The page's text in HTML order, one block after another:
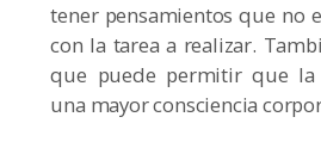
tener pensamientos que no
con la tarea a realizar.
que puede permitir que la
una mayor consciencia